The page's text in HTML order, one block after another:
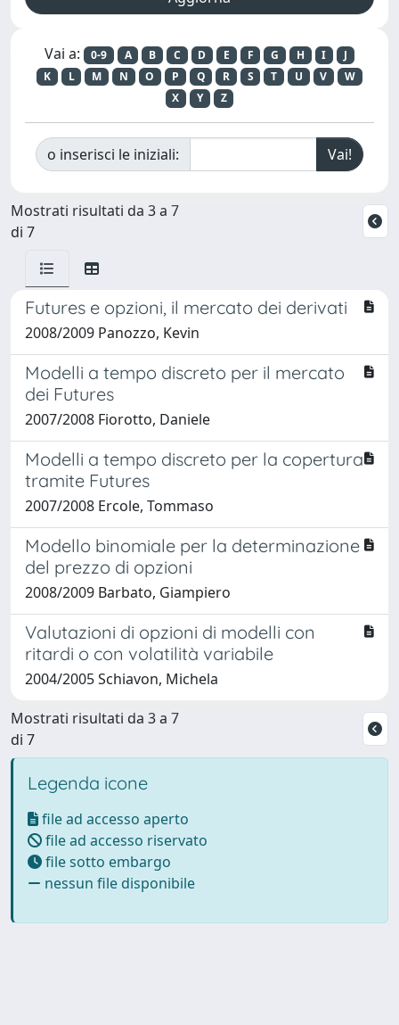
Vai a: 0-9 A B C D E F G H I
J
K
L M N O P Q R S T U V
W
X
Y Z
o inserisci le iniziali:
Mostrati risultati da 3 a 7
di 7
Futures e opzioni, il mercato dei derivati
2008/2009 Panozzo, Kevin
Modelli a tempo discreto per il mercato
dei Futures
2007/2008 Fiorotto, Daniele
Modelli a tempo discreto per la copertura
tramite Futures
2007/2008 Ercole, Tommaso
Modello binomiale per la determinazione
del prezzo di opzioni
2008/2009 Barbato, Giampiero
Valutazioni di opzioni di modelli con
ritardi o con volatilità variabile
2004/2005 Schiavon, Michela
Mostrati risultati da 3 a 7
di 7
Legenda icone
file ad accesso aperto
file ad accesso riservato
file sotto embargo
nessun file disponibile